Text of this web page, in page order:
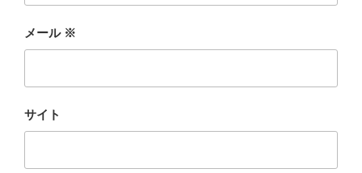
メール ※
サイト